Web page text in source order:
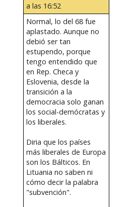
a las 16:52
Normal, lo del 68 fue
aplastado. Aunque no
debió ser tan
estupendo, porque
tengo entendido que
en Rep. Checa y
Eslovenia, desde la
transición a la
democracia solo ganan
los social-demócratas y
los liberales.
Diria que los países
más liberales de Europa
son los Bálticos. En
Lituania no saben ni
cómo decir la palabra
"subvención".